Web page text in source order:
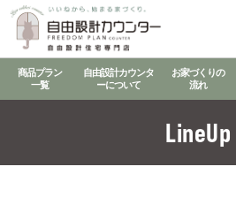
商品プラン
一覧
自由設計カウンタ
ーについて
お家づくりの
流れ
LineUp